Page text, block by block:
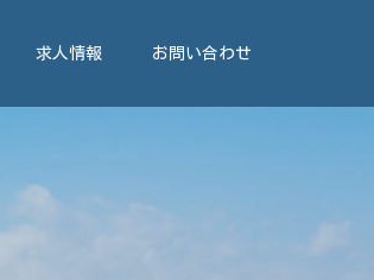
求人情報 お問い合わせ